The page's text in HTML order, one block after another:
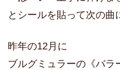
とシールを貼って次の曲
昨年の12月に
ブルグミュラーの《バラ